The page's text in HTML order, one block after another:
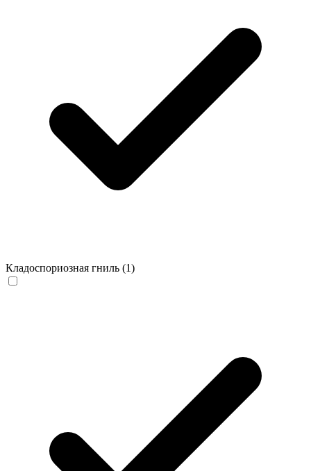
Кладоспориозная гниль (1)